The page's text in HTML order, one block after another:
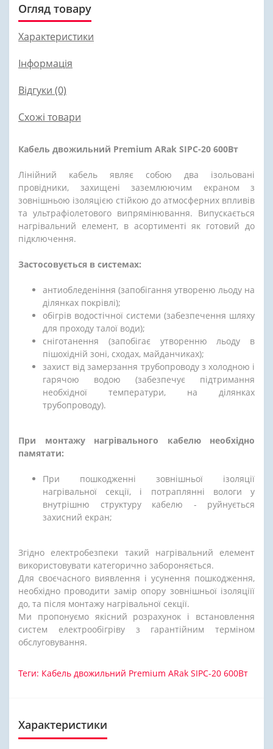
Огляд товару
Характеристики
Інформація
Відгуки (0)
Схожі товари
Кабель двожильний Premium ARak SIPC-20 600Вт
Лінійний кабель являє собою два ізольовані
провідники, захищені заземлюючим екраном з
зовнішньою ізоляцією стійкою до атмосферних впливів
та ультрафіолетового випрямінювання. Випускається
нагрівальний елемент, в асортименті як готовий до
підключення.
Застосовується в системах:
антиобледеніння (запобігання утвореню льоду на
ділянках покрівлі);
обігрів водостічної системи (забезпечення шляху
для проходу талої води);
сніготанення (запобігає утворенню льоду в
пішохідній зоні, сходах, майданчиках);
захист від замерзання трубопроводу з холодною і
гарячою водою (забезпечує підтримання
необхідної температури, на ділянках
трубопроводу).
При монтажу нагрівального кабелю необхідно
памятати:
При пошкодженні зовнішньої ізоляції
нагрівальної секції, і потраплянні вологи у
внутрішню структуру кабелю - руйнується
захисний екран;
Згідно електробезпеки такий нагрівальний елемент
використовувати категорично забороняється.
Для своєчасного виявлення і усунення пошкодження,
необхідно проводити замір опору зовнішньої ізоляціїї
до, та після монтажу нагрівальної секції.
Ми пропонуємо якісний розрахунок і встановлення
систем електрообігріву з гарантійним терміном
обслуговування.
Теги: Кабель двожильний Premium ARak SIPC-20 600Вт
Характеристики